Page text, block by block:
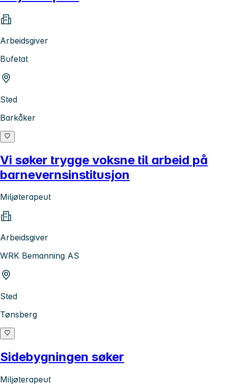
Arbeidsgiver
Bufetat
Sted
Barkåker
Vi søker trygge voksne til arbeid på
barnevernsinstitusjon
Miljøterapeut
Arbeidsgiver
WRK Bemanning AS
Sted
Tønsberg
Sidebygningen søker
Miljøterapeut